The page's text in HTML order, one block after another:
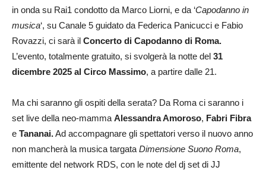
in onda su Rai1 condotto da Marco Liorni, e da ‘Capodanno in
musica‘, su Canale 5 guidato da Federica Panicucci e Fabio
Rovazzi, ci sarà il Concerto di Capodanno di Roma.
L’evento, totalmente gratuito, si svolgerà la notte del 31
dicembre 2025 al Circo Massimo, a partire dalle 21.
Ma chi saranno gli ospiti della serata? Da Roma ci saranno i
set live della neo-mamma Alessandra Amoroso, Fabri Fibra
e Tananai.Ad accompagnare gli spettatori verso il nuovo anno
non mancherà la musica targata Dimensione Suono Roma,
emittente del network RDS, con le note del dj set di JJ